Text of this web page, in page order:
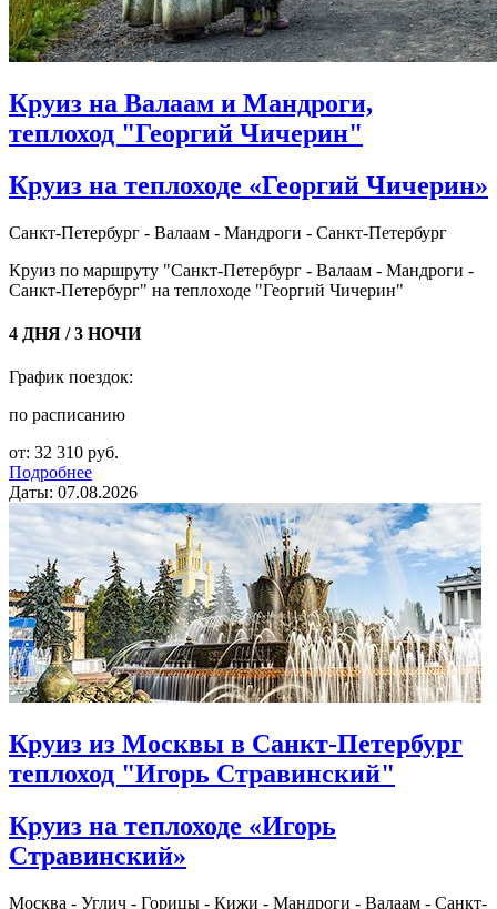
Круиз на Валаам и Мандроги,
теплоход "Георгий Чичерин"
Круиз на теплоходе «Георгий Чичерин»
Санкт-Петербург - Валаам - Мандроги - Санкт-Петербург
Круиз по маршруту "Санкт-Петербург - Валаам - Мандроги -
Санкт-Петербург" на теплоходе "Георгий Чичерин"
4 ДНЯ / 3 НОЧИ
График поездок:
по расписанию
от: 32 310 руб.
Подробнее
Даты: 07.08.2026
Круиз из Москвы в Санкт-Петербург
теплоход "Игорь Стравинский"
Круиз на теплоходе «Игорь
Стравинский»
Москва - Углич - Горицы - Кижи - Мандроги - Валаам - Санкт-